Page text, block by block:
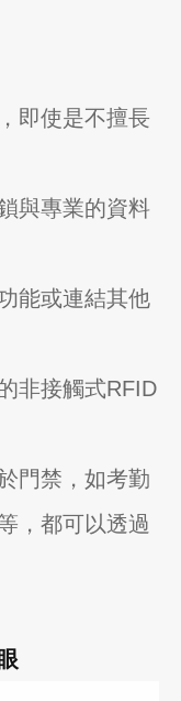
即使是不擅長
與專業的資料
能或連結其他
非接觸式RFID
門禁，如考勤
，都可以透過